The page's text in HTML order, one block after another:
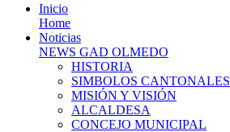
Inicio
Home
Noticias
NEWS GAD OLMEDO
HISTORIA
SIMBOLOS CANTONALES
MISIÓN Y VISIÓN
ALCALDESA
CONCEJO MUNICIPAL